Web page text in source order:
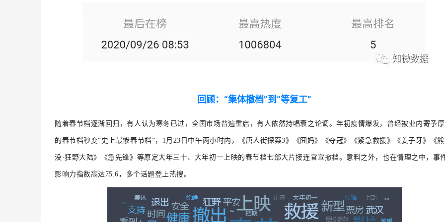
回顾：“集体撤档”到“等复工”
随着春节档逐渐回归，有人认为寒冬已过，全国市场普遍重启，有人依然持唱衰之论调。年初疫情爆发，曾经被业内寄予厚
的春节档秒变“史上最惨春节档”，1月23日中午两小时内，《唐人街探案3》《囧妈》《夺冠》《紧急救援》《姜子牙》《熊
没·狂野大陆》《急先锋》等原定大年三十、大年初一上映的春节档七部大片接连官宣撤档。 意料之外，也在情理之中，事
影响力指数高达75.6 ，多个话题登上热搜。